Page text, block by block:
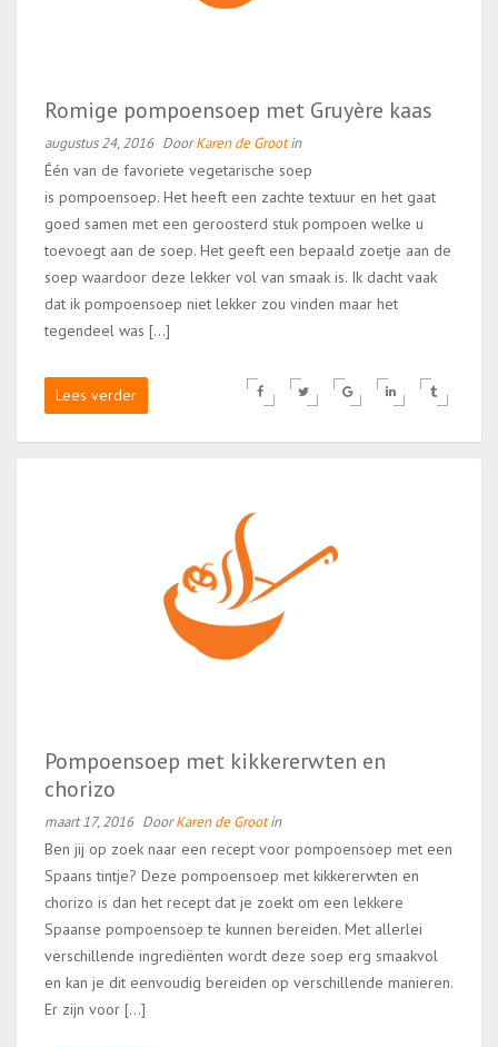
Romige pompoensoep met Gruyère kaas
augustus 24, 2016 DoorKaren de Grootin
Één van de favoriete vegetarische soep
is pompoensoep. Het heeft een zachte textuur en het gaat
goed samen met een geroosterd stuk pompoen welke u
toevoegt aan de soep. Het geeft een bepaald zoetje aan de
soep waardoor deze lekker vol van smaak is. Ik dacht vaak
dat ik pompoensoep niet lekker zou vinden maar het
tegendeel was […]
Lees verder
Pompoensoep met kikkererwten en
chorizo
maart 17, 2016 DoorKaren de Grootin
Ben jij op zoek naar een recept voor pompoensoep met een
Spaans tintje? Deze pompoensoep met kikkererwten en
chorizo is dan het recept dat je zoekt om een lekkere
Spaanse pompoensoep te kunnen bereiden. Met allerlei
verschillende ingrediënten wordt deze soep erg smaakvol
en kan je dit eenvoudig bereiden op verschillende manieren.
Er zijn voor […]